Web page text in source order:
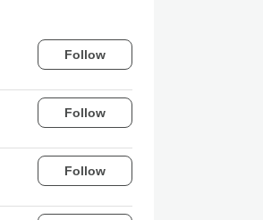
Follow
Follow
Follow